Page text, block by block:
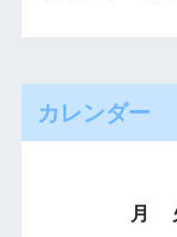
カレンダー
月